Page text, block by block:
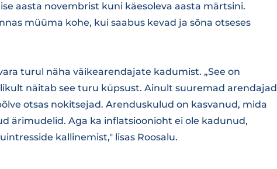
aasta novembrist kuni käesoleva aasta märtsini.
müüma kohe, kui saabus kevad ja sõna otseses
turul näha väikearendajate kadumist. „See on
näitab see turu küpsust. Ainult suuremad arendajad
otsas nokitsejad. Arenduskulud on kasvanud, mida
ärimudelid. Aga ka inflatsioonioht ei ole kadunud,
kallinemist," lisas Roosalu.